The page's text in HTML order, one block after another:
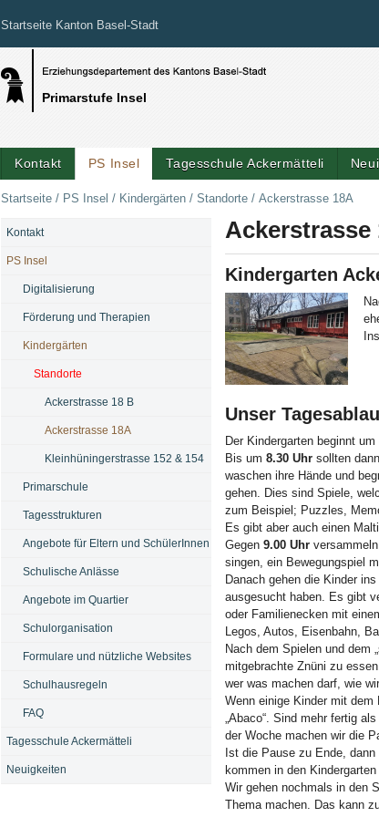
Startseite Kanton Basel-Stadt
Primarstufe Insel
Kontakt PS Insel Tagesschule Ackermätteli
Startseite / PS Insel / Kindergärten / Standorte / Ackerstrasse 18A
Ackerstrasse
Kindergarten
Unser
Der Kindergarten beginnt um
Bis um 8.30 Uhr sollten
waschen ihre Hände und
gehen. Dies sind Spiele,
zum Beispiel; Puzzles,
Es gibt aber auch einen
Gegen9.00 Uhr
singen, ein Bewegungspiel
Danach gehen die Kinder
ausgesucht haben. Es gibt
oder Familienecken mit
Legos, Autos, Eisenbahn,
Nach dem Spielen und dem
mitgebrachte Znüni zu
wer was machen darf, wie
Wenn einige Kinder mit
„Abaco“. Sind mehr fertig
der Woche machen wir die
Ist die Pause zu Ende,
kommen in den Kindergarten
Wir gehen nochmals in den
Thema machen. Das kann
NAVIGATION
Kontakt
PS Insel
Digitalisierung
Förderung und Therapien
Kindergärten
Standorte
Ackerstrasse 18 B
Ackerstrasse 18A
Kleinhüningerstrasse 152 & 154
Primarschule
Tagesstrukturen
Angebote für Eltern und SchülerInnen
Schulische Anlässe
Angebote im Quartier
Schulorganisation
Formulare und nützliche Websites
Schulhausregeln
FAQ
Tagesschule Ackermätteli
Neuigkeiten